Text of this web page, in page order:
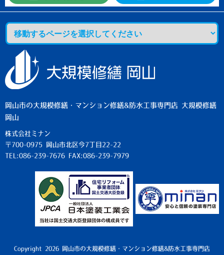
岡山市の大規模修繕・マンション修繕&防水工事専門店 大規模修繕
岡山
株式会社ミナン
〒700-0975 岡山市北区今7丁目22-22
TEL:086-239-7676 FAX:086-239-7979
Copyright 2026 岡山市の大規模修繕・マンション修繕&防水工事専門店